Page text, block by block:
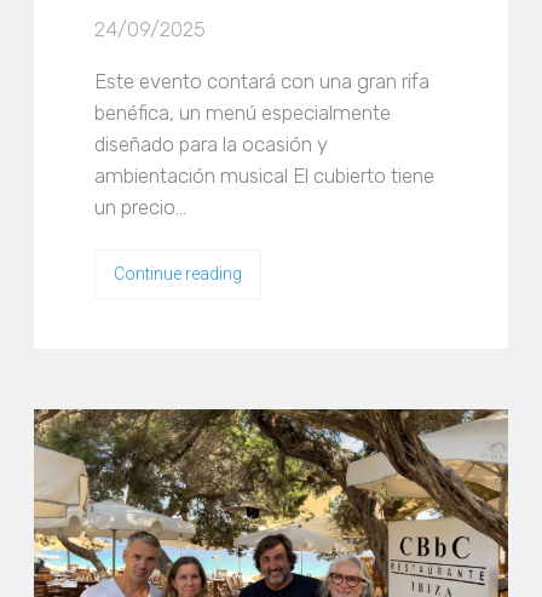
24/09/2025
Este evento contará con una gran rifa
benéfica, un menú especialmente
diseñado para la ocasión y
ambientación musical El cubierto tiene
un precio…
Continue reading